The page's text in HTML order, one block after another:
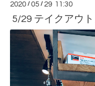
2020 /05 / 29 11:30
5/29 テイクアウ